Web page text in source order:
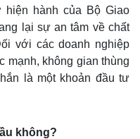
hiện hành của Bộ Giao
lại sự an tâm về chất
với các doanh nghiệp
mạnh, không gian thùng
là một khoản đầu tư
không?